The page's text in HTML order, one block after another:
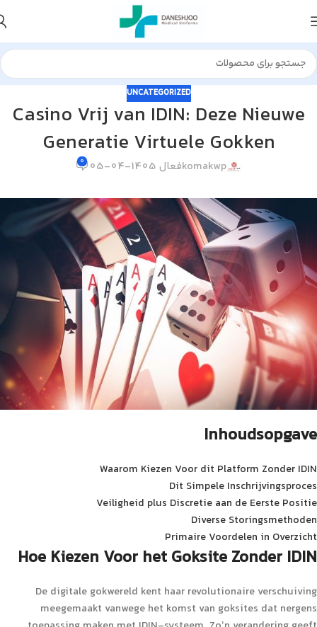
UNCATEGORIZED
Casino Vrij van IDIN: Deze Nieuwe
Generatie Virtuele Gokken
komakwpفعال 1405-04-05 0
Inhoudsopgave
Waarom Kiezen Voor dit Platform Zonder IDIN
Dit Simpele Inschrijvingsproces
Veiligheid plus Discretie aan de Eerste Positie
Diverse Storingsmethoden
Primaire Voordelen in Overzicht
Hoe Kiezen Voor het Goksite Zonder IDIN
De digitale gokwereld kent haar revolutionaire verschuiving
meegemaakt vanwege het komst van goksites dat nergens